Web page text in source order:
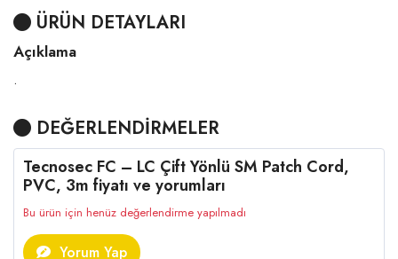
ÜRÜN DETAYLARI
Açıklama
.
DEĞERLENDİRMELER
Tecnosec FC – LC Çift Yönlü SM Patch Cord,
PVC, 3m fiyatı ve yorumları
Bu ürün için henüz değerlendirme yapılmadı
Yorum Yap